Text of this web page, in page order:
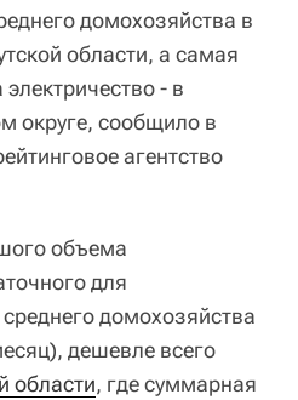
домохозяйства в
области, а самая
- в
округе, сообщило в
агентство
объема
для
домохозяйства
дешевле всего
области, где суммарная